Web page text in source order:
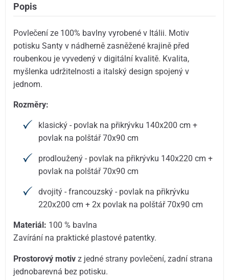
Popis
Povlečení ze 100% bavlny vyrobené v Itálii. Motiv
potisku Santy v nádherně zasněžené krajině před
roubenkou je vyvedený v digitální kvalitě. Kvalita,
myšlenka udržitelnosti a italský design spojený v
jednom.
Rozměry:
klasický - povlak na přikrývku 140x200 cm +
povlak na polštář 70x90 cm
prodloužený - povlak na přikrývku 140x220 cm +
povlak na polštář 70x90 cm
dvojitý - francouzský - povlak na přikrývku
220x200 cm + 2x povlak na polštář 70x90 cm
Materiál: 100 % bavlna
Zavírání na praktické plastové patentky.
Prostorový motiv z jedné strany povlečení, zadní strana
jednobarevná bez potisku.